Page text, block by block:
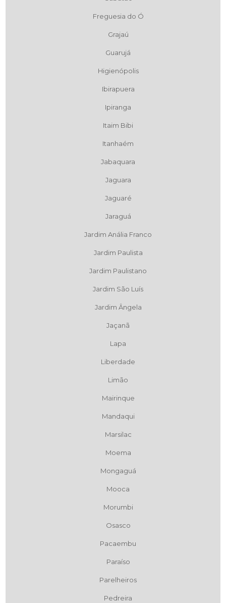
Freguesia do Ó
Grajaú
Guarujá
Higienópolis
Ibirapuera
Ipiranga
Itaim Bibi
Itanhaém
Jabaquara
Jaguara
Jaguaré
Jaraguá
Jardim Anália Franco
Jardim Paulista
Jardim Paulistano
Jardim São Luís
Jardim Ângela
Jaçanã
Lapa
Liberdade
Limão
Mairinque
Mandaqui
Marsilac
Moema
Mongaguá
Mooca
Morumbi
Osasco
Pacaembu
Paraíso
Parelheiros
Pedreira